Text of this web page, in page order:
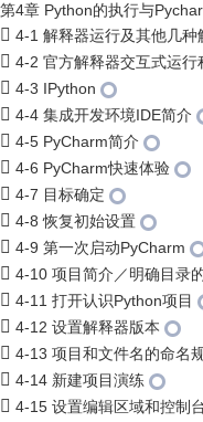
第4章 Python的执行与
4-1 解释器运行及其他几种
4-2 官方解释器交互式运行
4-3 IPython
4-4 集成开发环境IDE简介
4-5 PyCharm简介
4-6 PyCharm快速体验
4-7 目标确定
4-8 恢复初始设置
4-9 第一次启动PyCharm
4-10 项目简介／明确目录
4-11 打开认识Python项目
4-12 设置解释器版本
4-13 项目和文件名的命名
4-14 新建项目演练
4-15 设置编辑区域和控制